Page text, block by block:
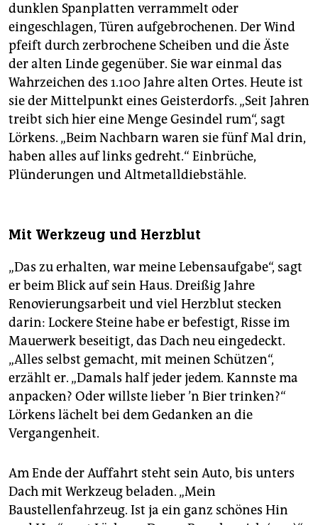
dunklen Spanplatten verrammelt oder
eingeschlagen, Türen aufgebrochenen. Der Wind
pfeift durch zerbrochene Scheiben und die Äste
der alten Linde gegenüber. Sie war einmal das
Wahrzeichen des 1.100 Jahre alten Ortes. Heute ist
sie der Mittelpunkt eines Geisterdorfs. „Seit Jahren
treibt sich hier eine Menge Gesindel rum“, sagt
Lörkens. „Beim Nachbarn waren sie fünf Mal drin,
haben alles auf links gedreht.“ Einbrüche,
Plünderungen und Altmetalldiebstähle.
Mit Werkzeug und Herzblut
„Das zu erhalten, war meine Lebensaufgabe“, sagt
er beim Blick auf sein Haus. Dreißig Jahre
Renovierungsarbeit und viel Herzblut stecken
darin: Lockere Steine habe er befestigt, Risse im
Mauerwerk beseitigt, das Dach neu eingedeckt.
„Alles selbst gemacht, mit meinen Schützen“,
erzählt er. „Damals half jeder jedem. Kannste ma
anpacken? Oder willste lieber ’n Bier trinken?“
Lörkens lächelt bei dem Gedanken an die
Vergangenheit.
Am Ende der Auffahrt steht sein Auto, bis unters
Dach mit Werkzeug beladen. „Mein
Baustellenfahrzeug. Ist ja ein ganz schönes Hin